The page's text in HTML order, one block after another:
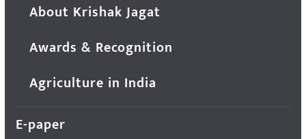
About Krishak Jagat
Awards & Recognition
Agriculture in India
E-paper